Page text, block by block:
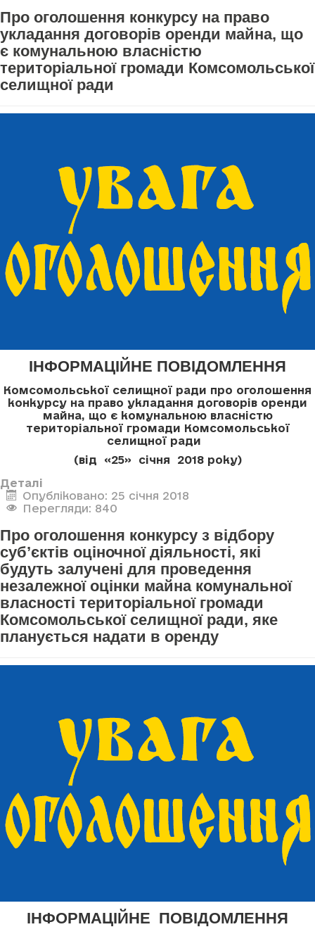
Про оголошення конкурсу на право
укладання договорів оренди майна, що
є комунальною власністю
територіальної громади Комсомольської
селищної ради
ІНФОРМАЦІЙНЕ ПОВІДОМЛЕННЯ
Комсомольської селищної ради про оголошення
конкурсу на право укладання договорів оренди
майна, що є комунальною власністю
територіальної громади Комсомольської
селищної ради
(від «25» січня 2018 року)
Деталі
Опубліковано: 25 січня 2018
Перегляди: 840
Про оголошення конкурсу з відбору
суб’єктів оціночної діяльності, які
будуть залучені для проведення
незалежної оцінки майна комунальної
власності територіальної громади
Комсомольської селищної ради, яке
планується надати в оренду
ІНФОРМАЦІЙНЕ ПОВІДОМЛЕННЯ